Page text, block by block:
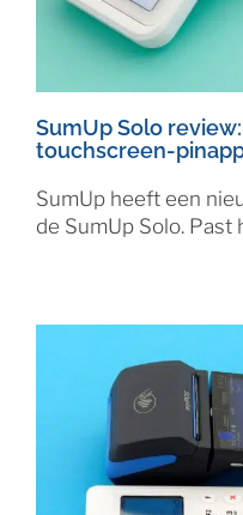
SumUp Solo
touchscreen-
SumUp heeft een
de SumUp Solo.